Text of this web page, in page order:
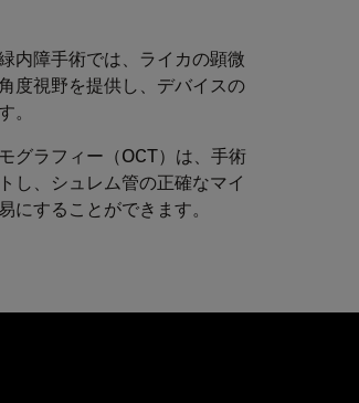
内障手術では、ライカの顕微
度視野を提供し、デバイスの
。
グラフィー（OCT）は、手術
し、シュレム管の正確なマイ
にすることができます。